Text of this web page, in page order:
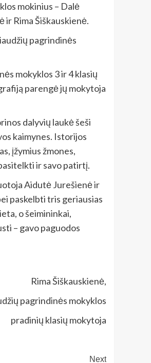
mokinius – Dalė
ir Rima Šiškauskienė.
pagrindinės
mokyklos 3 ir 4 klasių
parengė jų mokytoja
dalyvių laukė šeši
kaimynes. Istorijos
įžymius žmones,
ir savo patirtį.
Aidutė Jurešienė ir
paskelbti tris geriausias
o šeimininkai,
– gavo paguodos
Rima Šiškauskienė,
pagrindinės mokyklos
pradinių klasių mokytoja
Next